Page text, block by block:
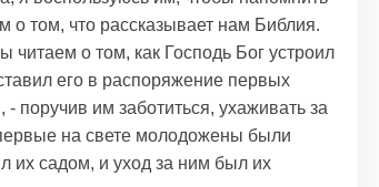
о том, что рассказывает нам Библия.
читаем о том, как Господь Бог устроил
его в распоряжение первых
поручив им заботиться, ухаживать за
на свете молодожены были
их садом, и уход за ним был их